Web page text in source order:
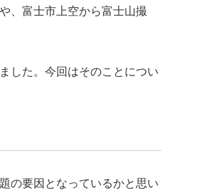
、富士市上空から富士山撮
した。今回はそのことについ
の要因となっているかと思い